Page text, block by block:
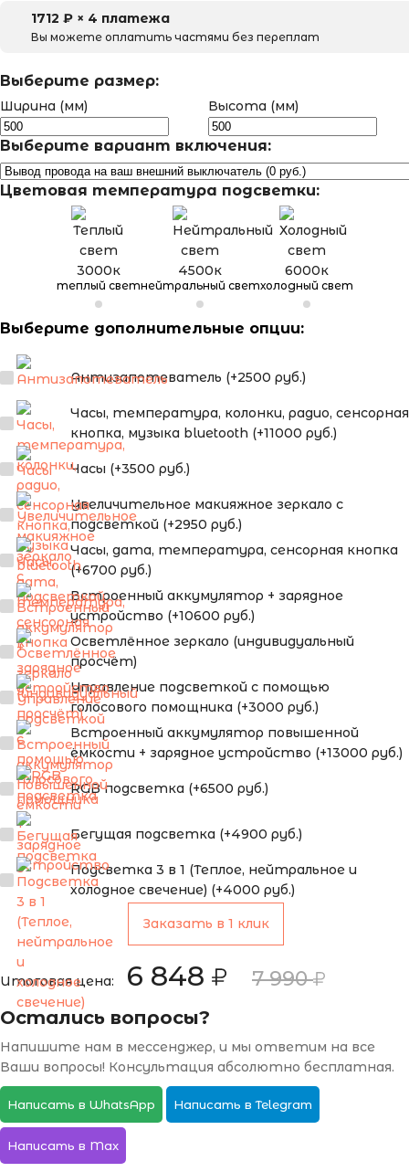
1712 ₽ × 4 платежа
Вы можете оплатить частями без переплат
Выберите размер:
Ширина (мм) Высота (мм)
Выберите вариант включения:
Цветовая температура подсветки:
теплый светнейтральный светхолодный свет
Выберите дополнительные опции:
Антизапотеватель (+2500 руб.)
Часы, температура, колонки, радио, сенсорная
кнопка, музыка bluetooth (+11000 руб.)
Часы (+3500 руб.)
Увеличительное макияжное зеркало с
подсветкой (+2950 руб.)
Часы, дата, температура, сенсорная кнопка
(+6700 руб.)
Встроенный аккумулятор + зарядное
устройство (+10600 руб.)
Осветлённое зеркало (индивидуальный
просчёт)
Управление подсветкой с помощью
голосового помощника (+3000 руб.)
Встроенный аккумулятор повышенной
ёмкости + зарядное устройство (+13000 руб.)
RGB подсветка (+6500 руб.)
Бегущая подсветка (+4900 руб.)
Подсветка 3 в 1 (Теплое, нейтральное и
холодное свечение) (+4000 руб.)
Заказать в 1 клик
Итоговая цена: 6 848 7 990
Остались вопросы?
Напишите нам в мессенджер, и мы ответим на все
Ваши вопросы! Консультация абсолютно бесплатная.
Написать в WhatsApp Написать в Telegram
Написать в Max